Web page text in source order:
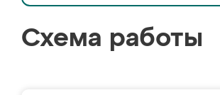
Схема работы